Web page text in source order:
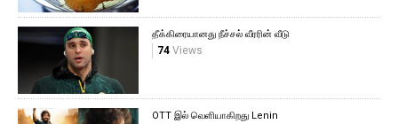
தீக்கிரையானது நீச்சல் வீரரின் வீடு
74Views
OTT இல் வெளியாகிறது Lenin